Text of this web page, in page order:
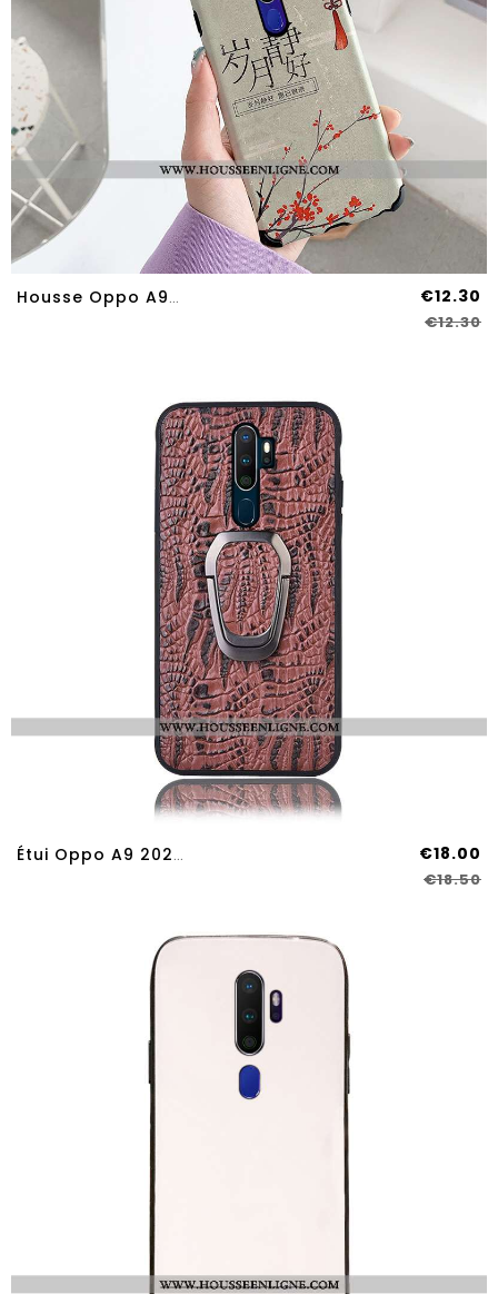
Housse Oppo A9 2020 Protection Personnalité Incassable Dessin Animé Art Téléphone Portable Coque Bei €12.30
€12.30
Étui Oppo A9 2020 Protection Cuir Véritable Téléphone Portable Marron Couvercle Arrière Support €18.00
€18.50